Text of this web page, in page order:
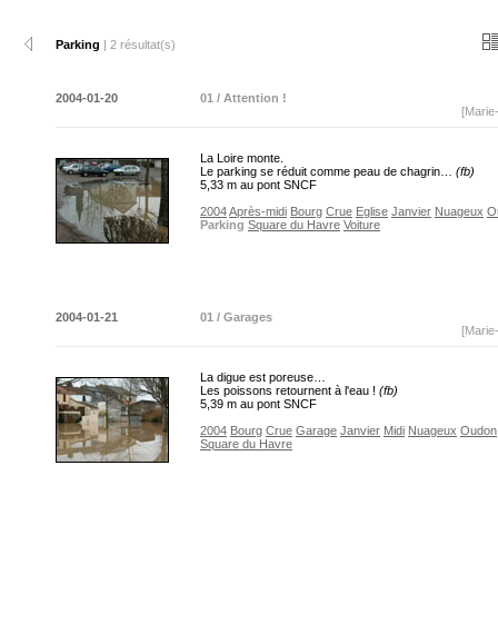
Parking | 2 résultat(s)
2004-01-20
01 / Attention !
La Loire monte.
Le parking se réduit comme peau de chagrin… (fb)
5,33 m au pont SNCF
2004Après-midi Bourg Crue Eglise Janvier Nuageux
Parking Square du Havre Voiture
2004-01-21
01 / Garages
La digue est poreuse…
Les poissons retournent à l'eau ! (fb)
5,39 m au pont SNCF
2004 Bourg Crue Garage Janvier Midi Nuageux Oudon
Square du Havre